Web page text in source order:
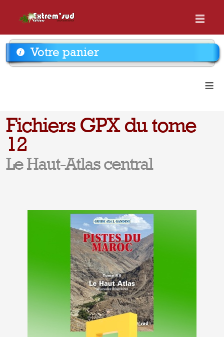
Votre panier
≡
Fichiers GPX du tome
12
Le Haut-Atlas central